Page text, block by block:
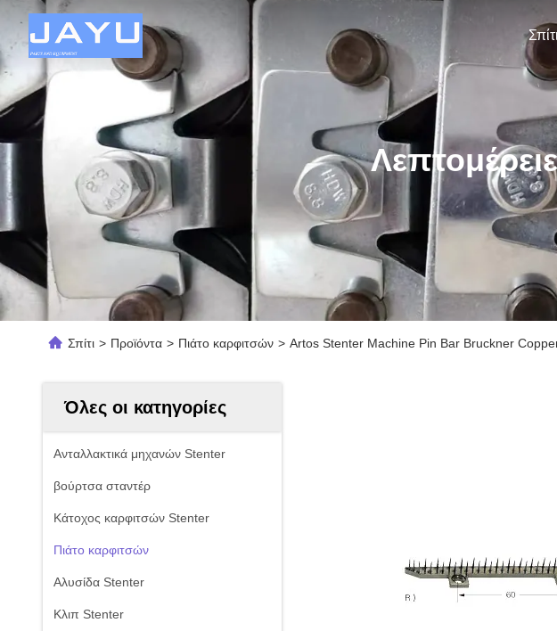
Σπίτι > Προϊόντα > Πιάτο καρφιτσών > Artos Stenter Machine Pin Bar Bruckner
Όλες οι κατηγορίες
Ανταλλακτικά μηχανών Stenter
βούρτσα σταντέρ
Κάτοχος καρφιτσών Stenter
Πιάτο καρφιτσών
Αλυσίδα Stenter
Κλιπ Stenter